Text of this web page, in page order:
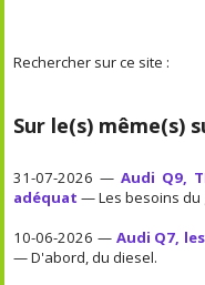
Rechercher sur ce site :
Sur le(s) même(s)
31-07-2026 —Audi Q9,
adéquat — Les besoins du
10-06-2026 — Audi Q7,
— D'abord, du diesel.